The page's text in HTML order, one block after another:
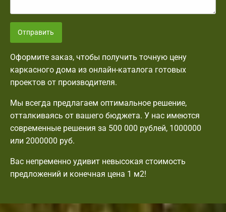
Отправить
Оформите заказ, чтобы получить точную цену
каркасного дома из онлайн-каталога готовых
проектов от производителя.
Мы всегда предлагаем оптимальное решение,
отталкиваясь от вашего бюджета. У нас имеются
современные решения за 500 000 рублей, 1000000
или 2000000 руб.
Вас непременно удивит невысокая стоимость
предложений и конечная цена 1 м2!